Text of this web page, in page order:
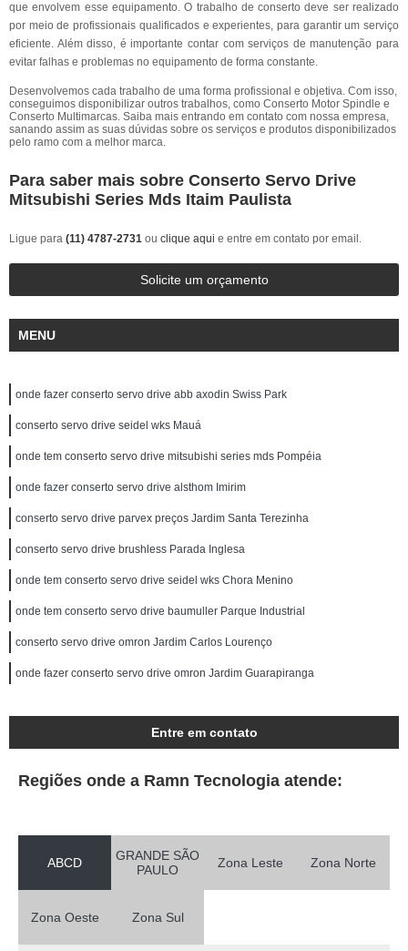
que envolvem esse equipamento. O trabalho de conserto deve ser realizado
por meio de profissionais qualificados e experientes, para garantir um serviço
eficiente. Além disso, é importante contar com serviços de manutenção para
evitar falhas e problemas no equipamento de forma constante.
Desenvolvemos cada trabalho de uma forma profissional e objetiva. Com isso,
conseguimos disponibilizar outros trabalhos, como Conserto Motor Spindle e
Conserto Multimarcas. Saiba mais entrando em contato com nossa empresa,
sanando assim as suas dúvidas sobre os serviços e produtos disponibilizados
pelo ramo com a melhor marca.
Para saber mais sobre Conserto Servo Drive
Mitsubishi Series Mds Itaim Paulista
Ligue para (11) 4787-2731 ou clique aqui e entre em contato por email.
Solicite um orçamento
MENU
onde fazer conserto servo drive abb axodin Swiss Park
conserto servo drive seidel wks Mauá
onde tem conserto servo drive mitsubishi series mds Pompéia
onde fazer conserto servo drive alsthom Imirim
conserto servo drive parvex preços Jardim Santa Terezinha
conserto servo drive brushless Parada Inglesa
onde tem conserto servo drive seidel wks Chora Menino
onde tem conserto servo drive baumuller Parque Industrial
conserto servo drive omron Jardim Carlos Lourenço
onde fazer conserto servo drive omron Jardim Guarapiranga
Entre em contato
Regiões onde a Ramn Tecnologia atende:
ABCD
GRANDE SÃO
PAULO
Zona Leste Zona Norte
Zona Oeste Zona Sul